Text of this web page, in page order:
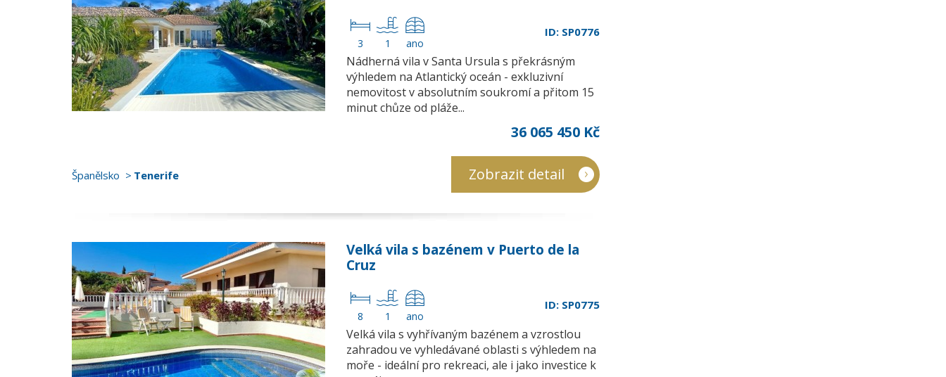
3 1 ano
ID: SP0776
Nádherná vila v Santa Ursula s překrásným
výhledem na Atlantický oceán - exkluzivní
nemovitost v absolutním soukromí a přitom 15
minut chůze od pláže...
36 065 450 Kč
Španělsko Tenerife Zobrazit detail
Velká vila s bazénem v Puerto de la
Cruz
8 1 ano
ID: SP0775
Velká vila s vyhřívaným bazénem a vzrostlou
zahradou ve vyhledávané oblasti s výhledem na
moře - ideální pro rekreaci, ale i jako investice k